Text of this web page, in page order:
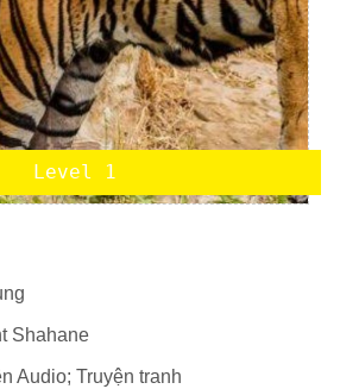
Level 1
Shahane
Audio; Truyện tranh